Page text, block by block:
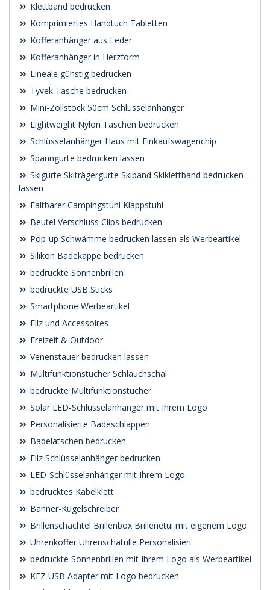
Klettband bedrucken
Komprimiertes Handtuch Tabletten
Kofferanhänger aus Leder
Kofferanhänger in Herzform
Lineale günstig bedrucken
Tyvek Tasche bedrucken
Mini-Zollstock 50cm Schlüsselanhänger
Lightweight Nylon Taschen bedrucken
Schlüsselanhänger Haus mit Einkaufswagenchip
Spanngurte bedrucken lassen
Skigurte Skiträgergurte Skiband Skiklettband bedrucken
lassen
Faltbarer Campingstuhl Klappstuhl
Beutel Verschluss Clips bedrucken
Pop-up Schwämme bedrucken lassen als Werbeartikel
Silikon Badekappe bedrucken
bedruckte Sonnenbrillen
bedruckte USB Sticks
Smartphone Werbeartikel
Filz und Accessoires
Freizeit & Outdoor
Venenstauer bedrucken lassen
Multifunktionstücher Schlauchschal
bedruckte Multifunktionstücher
Solar LED-Schlüsselanhänger mit Ihrem Logo
Personalisierte Badeschlappen
Badelatschen bedrucken
Filz Schlüsselanhänger bedrucken
LED-Schlüsselanhänger mit Ihrem Logo
bedrucktes Kabelklett
Banner-Kugelschreiber
Brillenschachtel Brillenbox Brillenetui mit eigenem Logo
Uhrenkoffer Uhrenschatulle Personalisiert
bedruckte Sonnenbrillen mit Ihrem Logo als Werbeartikel
KFZ USB Adapter mit Logo bedrucken